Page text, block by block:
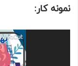
نمونه کار: